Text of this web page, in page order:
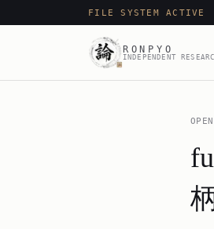
FILE SYSTEM ACTIVE
RONPYO
INDEPENDENT